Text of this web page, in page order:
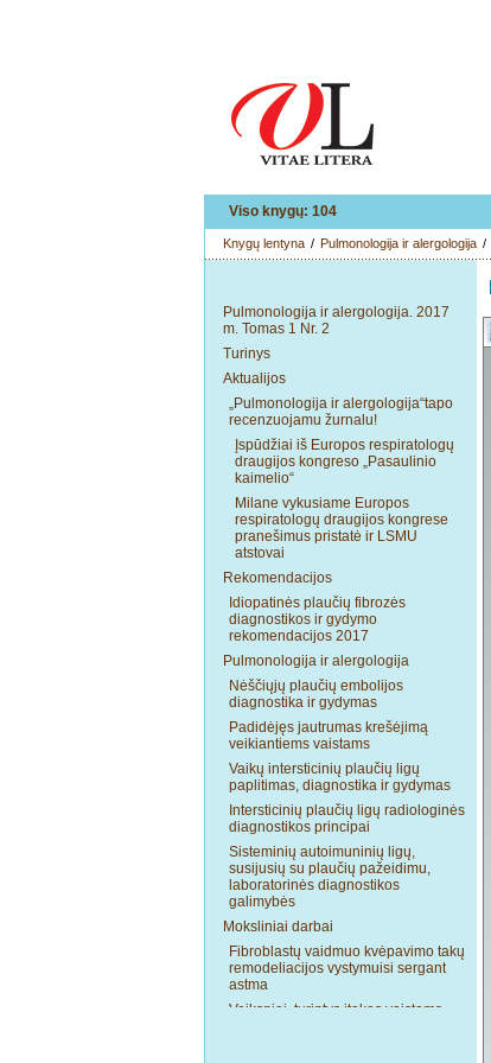
Viso knygų: 104
Knygų lentyna / Pulmonologija ir alergologija /
Pulmonologija ir alergologija. 2017
m. Tomas 1 Nr. 2
Turinys
Aktualijos
„Pulmonologija ir alergologija“tapo
recenzuojamu žurnalu!
Įspūdžiai iš Europos respiratologų
draugijos kongreso „Pasaulinio
kaimelio“
Milane vykusiame Europos
respiratologų draugijos kongrese
pranešimus pristatė ir LSMU
atstovai
Rekomendacijos
Idiopatinės plaučių fibrozės
diagnostikos ir gydymo
rekomendacijos 2017
Pulmonologija ir alergologija
Nėščiųjų plaučių embolijos
diagnostika ir gydymas
Padidėjęs jautrumas krešėjimą
veikiantiems vaistams
Vaikų intersticinių plaučių ligų
paplitimas, diagnostika ir gydymas
Intersticinių plaučių ligų radiologinės
diagnostikos principai
Sisteminių autoimuninių ligų,
susijusių su plaučių pažeidimu,
laboratorinės diagnostikos
galimybės
Moksliniai darbai
Fibroblastų vaidmuo kvėpavimo takų
remodeliacijos vystymuisi sergant
astma
Veiksniai, turintys įtakos vaistams